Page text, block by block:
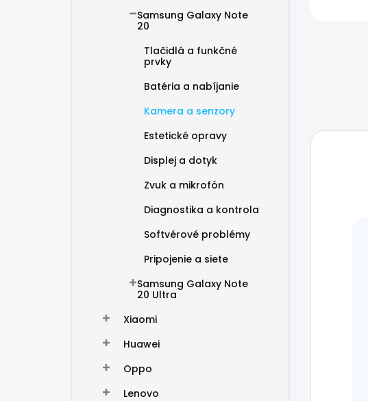
Samsung Galaxy Note
20
Tlačidlá a funkčné
prvky
Batéria a nabíjanie
Kamera a senzory
Estetické opravy
Displej a dotyk
Zvuk a mikrofón
Diagnostika a kontrola
Softvérové problémy
Pripojenie a siete
Samsung Galaxy Note
20 Ultra
Xiaomi
Huawei
Oppo
Lenovo